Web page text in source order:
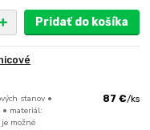
Pridať do košíka
stanov •
materiál:
možné
87 €/ks